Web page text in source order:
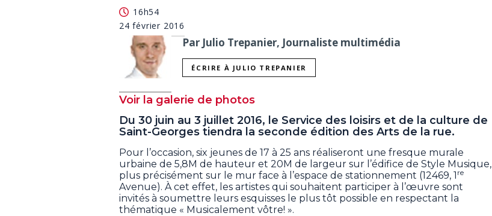
16h54
24 février 2016
Par Julio Trepanier, Journaliste multimédia
ÉCRIRE À JULIO TREPANIER
Voir la galerie de photos
Du 30 juin au 3 juillet 2016, le Service des loisirs et de la culture de
Saint-Georges tiendra la seconde édition des Arts de la rue.
Pour l’occasion, six jeunes de 17 à 25 ans réaliseront une fresque murale
urbaine de 5,8M de hauteur et 20M de largeur sur l’édifice de Style Musique,
plus précisément sur le mur face à l’espace de stationnement (12469, 1 re
Avenue). À cet effet, les artistes qui souhaitent participer à l’œuvre sont
invités à soumettre leurs esquisses le plus tôt possible en respectant la
thématique « Musicalement vôtre! ».